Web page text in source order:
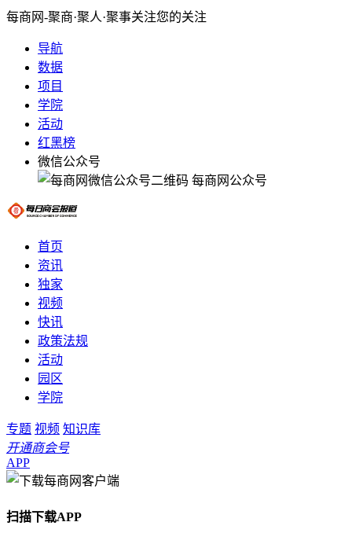
每商网-聚商·聚人·聚事关注您的关注
导航
数据
项目
学院
活动
红黑榜
微信公众号
每商网公众号
首页
资讯
独家
视频
快讯
政策法规
活动
园区
学院
专题 视频 知识库
开通商会号
APP
扫描下载APP